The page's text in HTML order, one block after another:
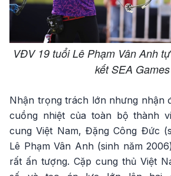
VĐV 19 tuổi Lê Phạm Vân Anh
kết SEA Games
Nhận trọng trách lớn nhưng nhận
cuồng nhiệt của toàn bộ thành
cung Việt Nam, Đặng Công Đức
Lê Phạm Vân Anh (sinh năm
rất ấn tượng. Cặp cung thủ Việt